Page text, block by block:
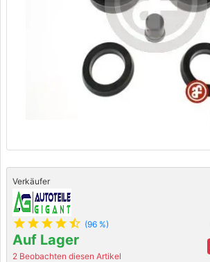
Verkäufer
star star star star star_half (96 %)
Auf Lager
2 Beobachten diesen Artikel